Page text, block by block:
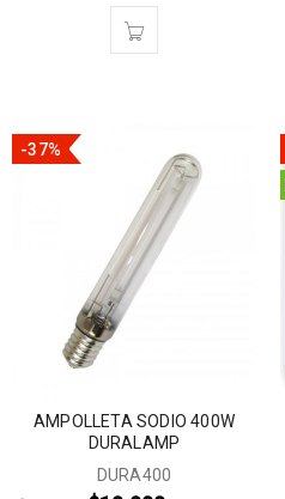
-37%
AMPOLLETA SODIO 400W
DURALAMP
DURA400